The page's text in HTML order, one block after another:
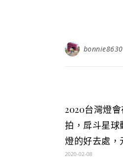
bonnie8630
2020台灣燈
拍，戽斗星球
燈的好去處，
2020-02-08